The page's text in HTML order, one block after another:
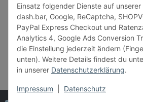
Einsatz folgender Dienste auf unserer
dash.bar, Google, ReCaptcha,
PayPal Express Checkout und
Analytics 4, Google Ads Conversion
die Einstellung jederzeit ändern
unten). Weitere Details findest du
in unserer Datenschutzerklärung.
Impressum Datenschutz